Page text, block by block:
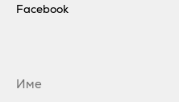
Facebook